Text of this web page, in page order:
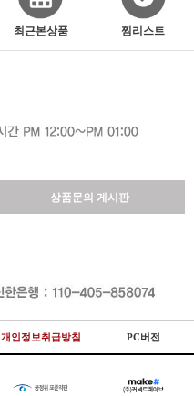
최근본상품 찜리스트
상품문의 게시판
개인정보취급방침 PC버전